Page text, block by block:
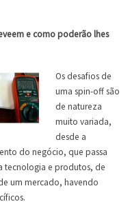
e como poderão lhes
Os desafios de
uma spin-off são
de natureza
muito variada,
desde a
do negócio, que passa
tecnologia e produtos, de
um mercado, havendo